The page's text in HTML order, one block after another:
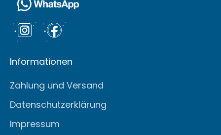
Informationen
Zahlung und Versand
Datenschutzerklärung
Impressum